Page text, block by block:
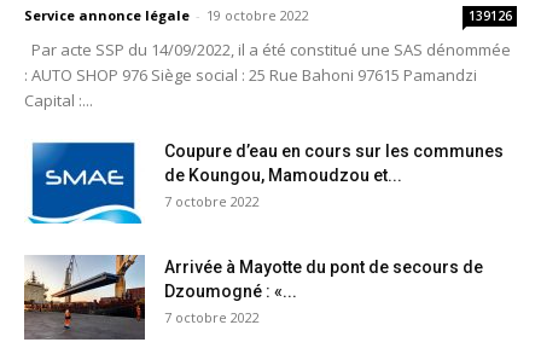
Service annonce légale - 19 octobre 2022 139126
Par acte SSP du 14/09/2022, il a été constitué une SAS dénommée
: AUTO SHOP 976 Siège social : 25 Rue Bahoni 97615 Pamandzi
Capital :...
Coupure d’eau en cours sur les communes
de Koungou, Mamoudzou et...
7 octobre 2022
Arrivée à Mayotte du pont de secours de
Dzoumogné : «...
7 octobre 2022